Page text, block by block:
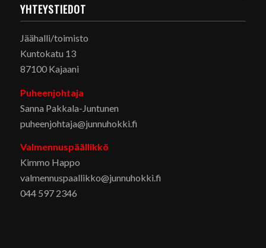
YHTEYSTIEDOT
Jäähalli/toimisto
Kuntokatu 13
87100 Kajaani
Puheenjohtaja
Sanna Pakkala-Juntunen
puheenjohtaja@junnuhokki.fi
Valmennuspäällikkö
Kimmo Happo
valmennuspaallikko@junnuhokki.fi
044 597 2346